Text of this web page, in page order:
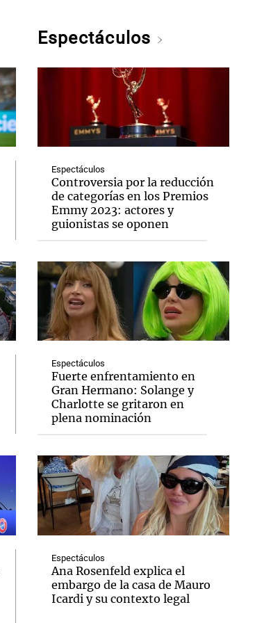
Espectáculos
Espectáculos
Controversia por la reducción
de categorías en los Premios
Emmy 2023: actores y
guionistas se oponen
Espectáculos
Fuerte enfrentamiento en
Gran Hermano: Solange y
Charlotte se gritaron en
plena nominación
Espectáculos
Ana Rosenfeld explica el
embargo de la casa de Mauro
Icardi y su contexto legal
Notas